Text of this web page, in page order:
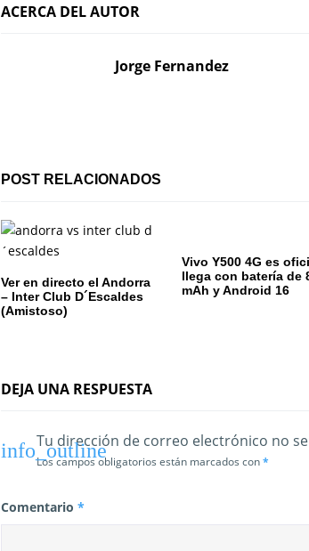
e
n
d
e
t
a
d
a
ACERCA DEL AUTOR
Jorge Fernandez
POST RELACIONADOS
Ver en directo el Andorra
– Inter Club D´Escaldes
(Amistoso)
Vivo Y500 4G es
llega con batería de
mAh y Android 16
DEJA UNA RESPUESTA
Tu dirección de correo electrónico no
Los campos obligatorios están marcados con*
Comentario *